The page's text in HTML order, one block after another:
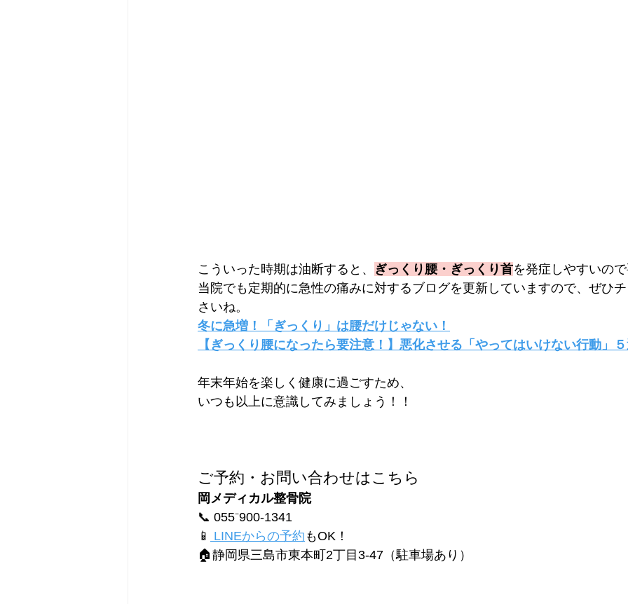
こういった時期は油断すると、 ぎっくり腰・ぎっくり首を発症しやすいの
当院でも定期的に急性の痛みに対するブログを更新していますので、ぜひ
さいね。
冬に急増！「ぎっくり」は腰だけじゃない！
【ぎっくり腰になったら要注意！】悪化させる「やってはいけない行動」
年末年始を楽しく健康に過ごすため、
いつも以上に意識してみましょう！！
ご予約・お問い合わせはこちら
岡メディカル整骨院
📞 055⁻900-1341
📱 LINEからの予約 もOK！
🏠静岡県三島市東本町2丁目3-47（駐車場あり）